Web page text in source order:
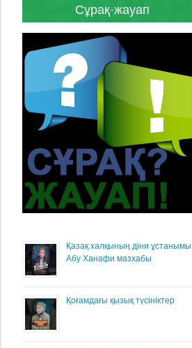
Сұрақ-жауап
Қазақ халқының діни ұстанымы
Абу Ханафи мазхабы
Қоғамдағы қызық түсініктер